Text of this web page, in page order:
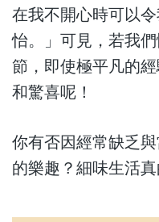
在我不開心時可以
怡。」可見，若我
節，即使極平凡的
和驚喜呢！
你有否因經常缺乏
的樂趣？細味生活